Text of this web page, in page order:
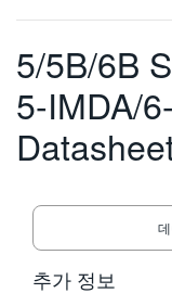
DEUTSCH
VIỆT NAM
简体中文
日本語
한국어
繁體中文
5/5B/6B
5-IMDA/
추가 정보